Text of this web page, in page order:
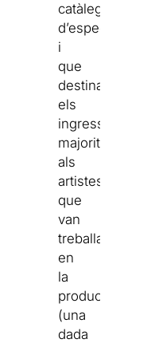
catàleg
d’espectacles
i
que
destina
els
ingressos,
majoritàriament,
als
artistes
que
van
treballar
en
la
producció
(una
dada